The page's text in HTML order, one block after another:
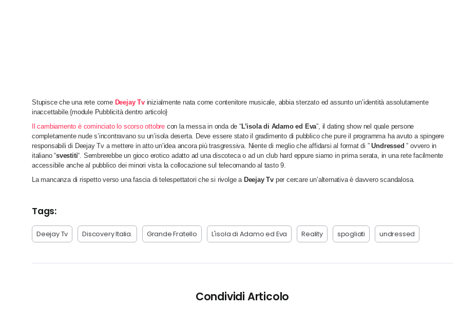
Stupisce che una rete come Deejay Tv inizialmente nata come contenitore musicale, abbia sterzato ed assunto un’identità assolutamente
inaccettabile.{module Pubblicità dentro articolo}
Il cambiamento è cominciato lo scorso ottobre con la messa in onda de “L’isola di Adamo ed Eva”, il dating show nel quale persone
completamente nude s’incontravano su un’isola deserta. Deve essere stato il gradimento di pubblico che pure il programma ha avuto a spingere
responsabili di Deejay Tv a mettere in atto un’idea ancora più trasgressiva. Niente di meglio che affidarsi al format di ”Undressed ” ovvero in
italiano “svestiti“. Sembrerebbe un gioco erotico adatto ad una discoteca o ad un club hard eppure siamo in prima serata, in una rete facilmente
accessibile anche al pubblico dei minori vista la collocazione sul telecomando al tasto 9.
La mancanza di rispetto verso una fascia di telespettatori che si rivolge a Deejay Tv per cercare un’alternativa è davvero scandalosa.
Tags:
Deejay Tv Discovery Italia. Grande Fratello L'isola di Adamo ed Eva Reality spogliati undressed
Condividi Articolo